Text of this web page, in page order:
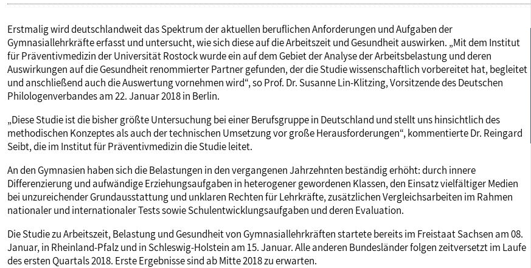
Erstmalig wird deutschlandweit das Spektrum der aktuellen beruflichen Anforderungen und Aufgaben der
Gymnasiallehrkräfte erfasst und untersucht, wie sich diese auf die Arbeitszeit und Gesundheit auswirken. „Mit dem Institut
für Präventivmedizin der Universität Rostock wurde ein auf dem Gebiet der Analyse der Arbeitsbelastung und deren
Auswirkungen auf die Gesundheit renommierter Partner gefunden, der die Studie wissenschaftlich vorbereitet hat, begleitet
und anschließend auch die Auswertung vornehmen wird“, so Prof. Dr. Susanne Lin-Klitzing, Vorsitzende des Deutschen
Philologenverbandes am 22. Januar 2018 in Berlin.
„Diese Studie ist die bisher größte Untersuchung bei einer Berufsgruppe in Deutschland und stellt uns hinsichtlich des
methodischen Konzeptes als auch der technischen Umsetzung vor große Herausforderungen“, kommentierte Dr. Reingard
Seibt, die im Institut für Präventivmedizin die Studie leitet.
An den Gymnasien haben sich die Belastungen in den vergangenen Jahrzehnten beständig erhöht: durch innere
Differenzierung und aufwändige Erziehungsaufgaben in heterogener gewordenen Klassen, den Einsatz vielfältiger Medien
bei unzureichender Grundausstattung und unklaren Rechten für Lehrkräfte, zusätzlichen Vergleichsarbeiten im Rahmen
nationaler und internationaler Tests sowie Schulentwicklungsaufgaben und deren Evaluation.
Die Studie zu Arbeitszeit, Belastung und Gesundheit von Gymnasiallehrkräften startete bereits im Freistaat Sachsen am 08.
Januar, in Rheinland-Pfalz und in Schleswig-Holstein am 15. Januar. Alle anderen Bundesländer folgen zeitversetzt im Laufe
des ersten Quartals 2018. Erste Ergebnisse sind ab Mitte 2018 zu erwarten.